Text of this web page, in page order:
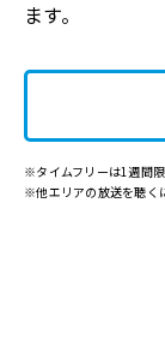
ます。
※タイムフリーは1週間限
※他エリアの放送を聴く